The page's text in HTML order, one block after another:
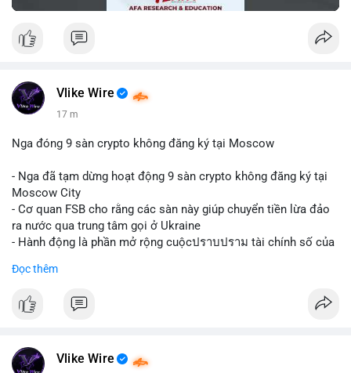
Vlike Wire
17 m
Nga đóng 9 sàn crypto không đăng ký tại Moscow
- Nga đã tạm dừng hoạt động 9 sàn crypto không đăng ký tại
Moscow City
- Cơ quan FSB cho rằng các sàn này giúp chuyển tiền lừa đảo
ra nước qua trung tâm gọi ở Ukraine
- Hành động là phần mở rộng cuộcปราบปราม tài chính số của
📰 Nguồn: Cointelegraph
Đọc thêm
Vlike Wire